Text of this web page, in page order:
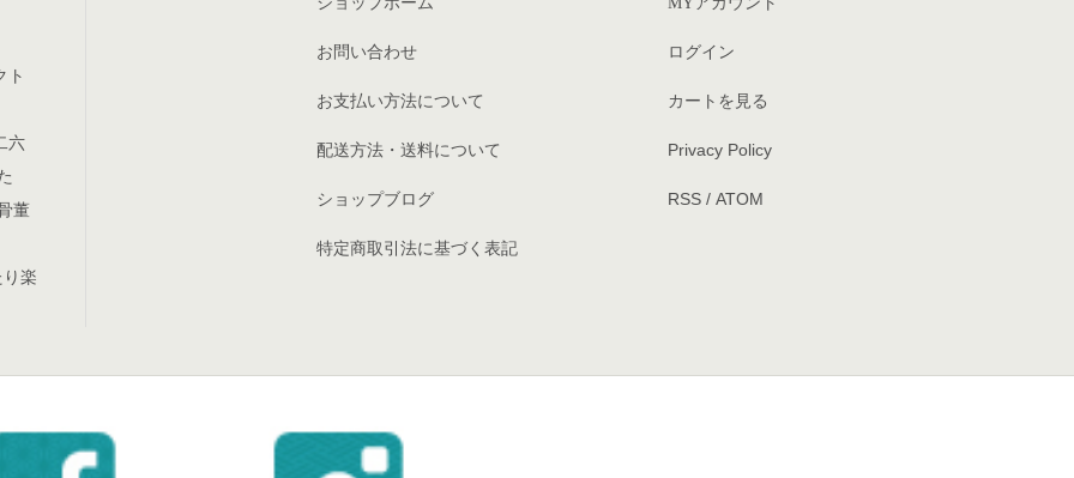
ト
六
董
楽
お問い合わせ
お支払い方法について
配送方法・送料について
ショップブログ
特定商取引法に基づく表記
ログイン
カートを見る
Privacy Policy
RSS/ ATOM